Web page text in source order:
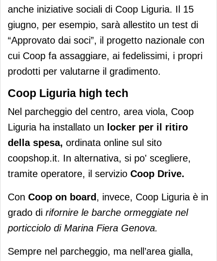
anche iniziative sociali di Coop Liguria. Il 15
giugno, per esempio, sarà allestito un test di
“Approvato dai soci”, il progetto nazionale con
cui Coop fa assaggiare, ai fedelissimi, i propri
prodotti per valutarne il gradimento.
Coop Liguria high tech
Nel parcheggio del centro, area viola, Coop
Liguria ha installato un locker per il ritiro
della spesa, ordinata online sul sito
coopshop.it. In alternativa, si po' scegliere,
tramite operatore, il servizio Coop Drive.
Con Coop on board, invece, Coop Liguria è in
grado di rifornire le barche ormeggiate nel
porticciolo di Marina Fiera Genova.
Sempre nel parcheggio, ma nell’area gialla,